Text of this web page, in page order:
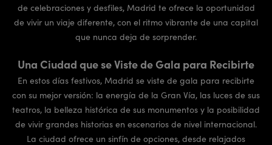
de celebraciones y desfiles, Madrid te ofrece la oportunidad
de vivir un viaje diferente, con el ritmo vibrante de una capital
que nunca deja de sorprender.
Una Ciudad que se Viste de Gala para Recibirte
En estos días festivos, Madrid se viste de gala para recibirte
con su mejor versión: la energía de la Gran Vía, las luces de sus
teatros, la belleza histórica de sus monumentos y la posibilidad
de vivir grandes historias en escenarios de nivel internacional.
La ciudad ofrece un sinfín de opciones, desde relajados